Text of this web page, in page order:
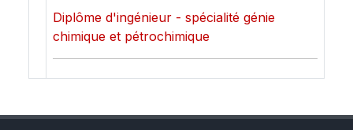
Diplôme d'ingénieur - spécialité génie
chimique et pétrochimique